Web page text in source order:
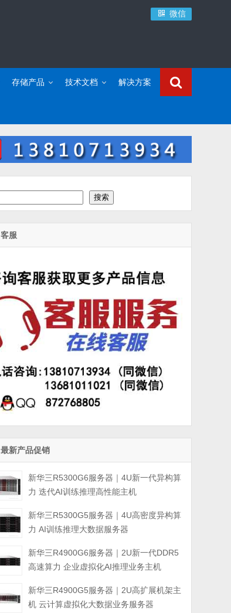
微信
存储产品 技术文档 解决方案
搜索
客服
最新产品促销
新华三R5300G6服务器｜4U新一代异构算
力 迭代AI训练推理高性能主机
新华三R5300G5服务器｜4U高密度异构算
力 AI训练推理大数据服务器
新华三R4900G6服务器｜2U新一代DDR5
高速算力 企业虚拟化AI推理业务主机
新华三R4900G5服务器｜2U高扩展机架主
机 云计算虚拟化大数据业务服务器